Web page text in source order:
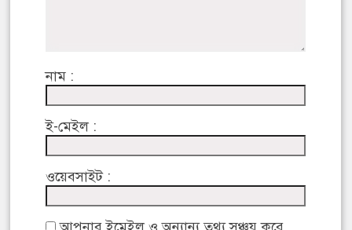
নাম :
ই-মেইল :
ওয়েবসাইট :